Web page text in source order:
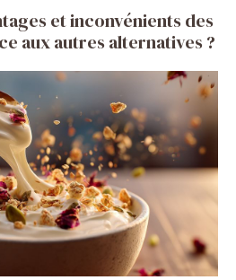
et inconvénients des
aux autres alternatives ?